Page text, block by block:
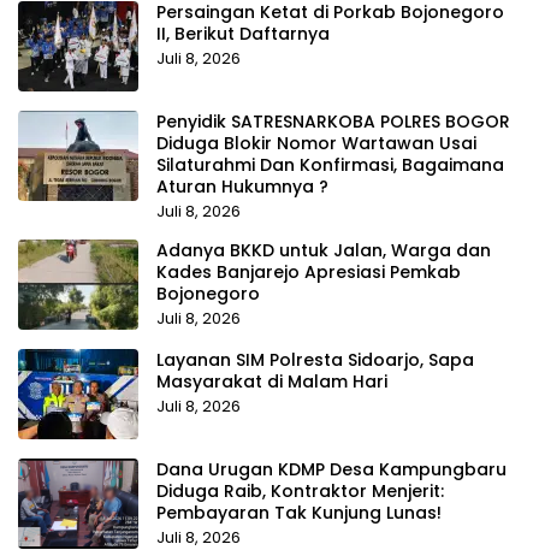
Persaingan Ketat di Porkab Bojonegoro
II, Berikut Daftarnya
Juli 8, 2026
Penyidik SATRESNARKOBA POLRES BOGOR
Diduga Blokir Nomor Wartawan Usai
Silaturahmi Dan Konfirmasi, Bagaimana
Aturan Hukumnya ?
Juli 8, 2026
Adanya BKKD untuk Jalan, Warga dan
Kades Banjarejo Apresiasi Pemkab
Bojonegoro
Juli 8, 2026
Layanan SIM Polresta Sidoarjo, Sapa
Masyarakat di Malam Hari
Juli 8, 2026
Dana Urugan KDMP Desa Kampungbaru
Diduga Raib, Kontraktor Menjerit:
Pembayaran Tak Kunjung Lunas!
Juli 8, 2026